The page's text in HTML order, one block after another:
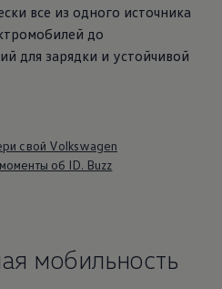
все из одного источника
до
для зарядки и устойчивой
свой Volkswagen
об ID. Buzz
мобильность